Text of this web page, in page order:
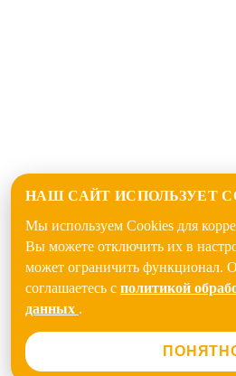
НАШ САЙТ ИСПОЛЬЗУЕТ
Мы используем Cookies для
Вы можете отключить их в
может ограничить функционал.
соглашаетесь с политикой
данных .